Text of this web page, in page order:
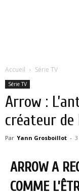
Accueil Série TV
Série TV
Arrow :
créateur de
Par Yann Grosboillot -
ARROW A
COMME